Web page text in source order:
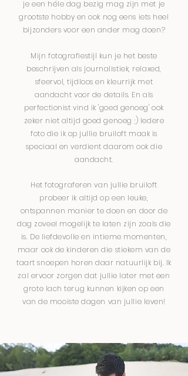
je een héle dag bezig mag zijn met je
grootste hobby en ook nog eens iets heel
bijzonders voor een ander mag doen?
Mijn fotografiestijl kun je het beste
beschrijven als journalistiek, relaxed,
sfeervol, tijdloos en kleurrijk met
aandacht voor de details. En als
perfectionist vind ik 'goed genoeg' ook
zeker niet altijd goed genoeg ;) Iedere
foto die ik op jullie bruiloft maak is
speciaal en verdient daarom ook die
aandacht.
Het fotograferen van jullie bruiloft
probeer ik altijd op een leuke,
ontspannen manier te doen en door de
dag zoveel mogelijk te laten zijn zoals die
is. De liefdevolle en intieme momenten,
maar ook de kinderen die stiekem van de
taart snoepen horen daar natuurlijk bij. Ik
zal ervoor zorgen dat jullie later met een
grote lach terug kunnen kijken op een
van de mooiste dagen van jullie leven!